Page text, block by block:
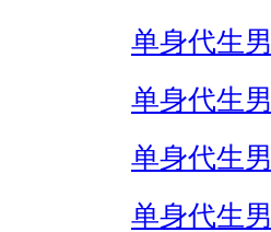
单身代生
单身代生
单身代生
单身代生